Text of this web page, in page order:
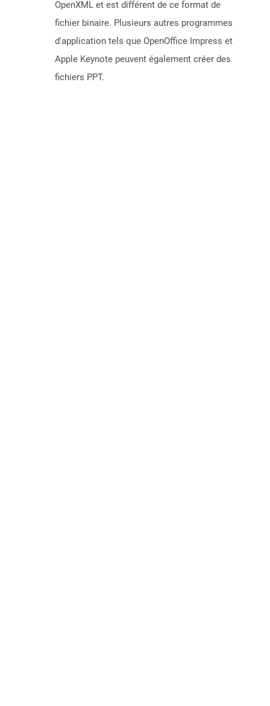
OpenXML et est différent de ce format de
fichier binaire. Plusieurs autres programmes
d'application tels que OpenOffice Impress et
Apple Keynote peuvent également créer des
fichiers PPT.